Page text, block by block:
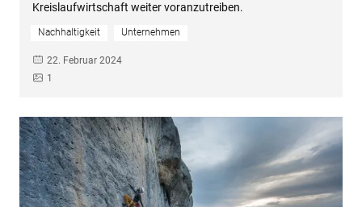
Kreislaufwirtschaft weiter voranzutreiben.
Nachhaltigkeit Unternehmen
22. Februar 2024
1